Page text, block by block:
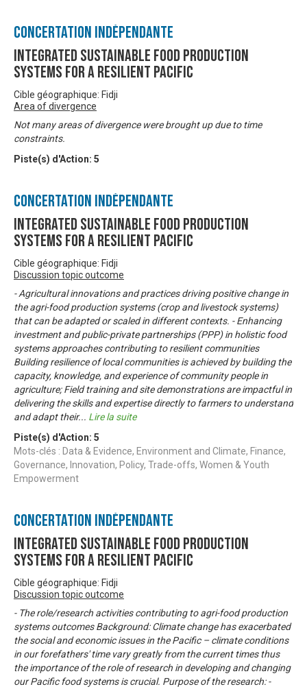
Concertation Indépendante
Integrated Sustainable Food Production
Systems for a Resilient Pacific
Cible géographique: Fidji
Area of divergence
Not many areas of divergence were brought up due to time
constraints.
Piste(s) d'Action: 5
Concertation Indépendante
Integrated Sustainable Food Production
Systems for a Resilient Pacific
Cible géographique: Fidji
Discussion topic outcome
- Agricultural innovations and practices driving positive change in
the agri-food production systems (crop and livestock systems)
that can be adapted or scaled in different contexts. - Enhancing
investment and public-private partnerships (PPP) in holistic food
systems approaches contributing to resilient communities
Building resilience of local communities is achieved by building the
capacity, knowledge, and experience of community people in
agriculture; Field training and site demonstrations are impactful in
delivering the skills and expertise directly to farmers to understand
and adapt their... Lire la suite
Piste(s) d'Action: 5
Mots-clés : Data & Evidence, Environment and Climate, Finance,
Governance, Innovation, Policy, Trade-offs, Women & Youth
Empowerment
Concertation Indépendante
Integrated Sustainable Food Production
Systems for a Resilient Pacific
Cible géographique: Fidji
Discussion topic outcome
- The role/research activities contributing to agri-food production
systems outcomes Background: Climate change has exacerbated
the social and economic issues in the Pacific – climate conditions
in our forefathers' time vary greatly from the current times thus
the importance of the role of research in developing and changing
our Pacific food systems is crucial. Purpose of the research: -